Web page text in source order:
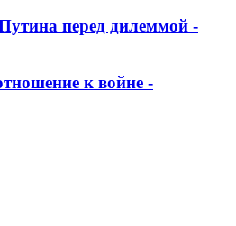
перед дилеммой -
к войне -